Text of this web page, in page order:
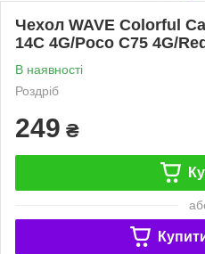
Чехол WAVE Colorful
14C 4G/Poco C75 4G/
В наявності
Роздріб
249 ₴